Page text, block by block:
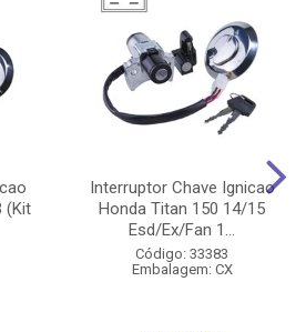
(Kit
Interruptor Chave Ignicao
Honda Titan 150 14/15
Esd/Ex/Fan 1...
Código: 33383
Embalagem: CX